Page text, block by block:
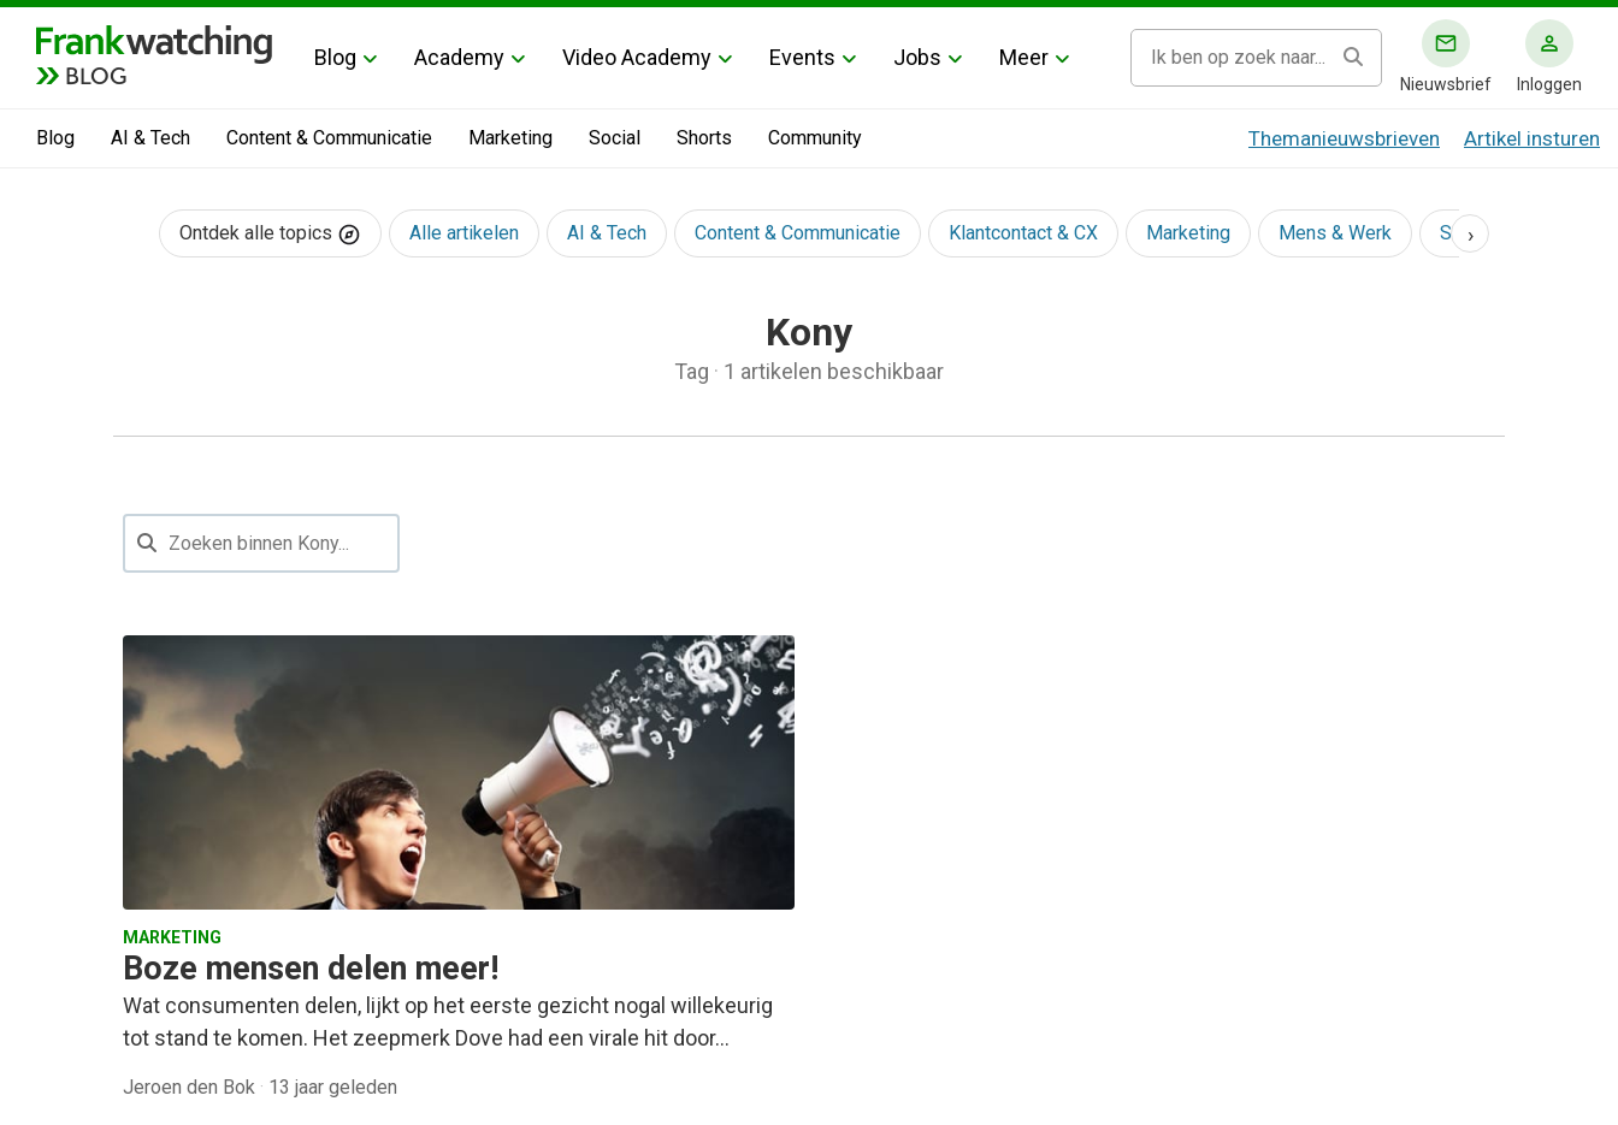
BLOG
Blog Academy Video Academy Events Jobs Meer
Nieuwsbrief Inloggen
Blog AI & Tech Content & Communicatie Marketing Social Shorts Community Themanieuwsbrieven Artikel insturen
Ontdek alle topics Alle artikelen AI & Tech Content & Communicatie Klantcontact & CX Marketing Mens & Werk Social
›
Kony
Tag · 1 artikelen beschikbaar
MARKETING
Boze mensen delen meer!
Wat consumenten delen, lijkt op het eerste gezicht nogal willekeurig
tot stand te komen. Het zeepmerk Dove had een virale hit door…
Jeroen den Bok · 13 jaar geleden